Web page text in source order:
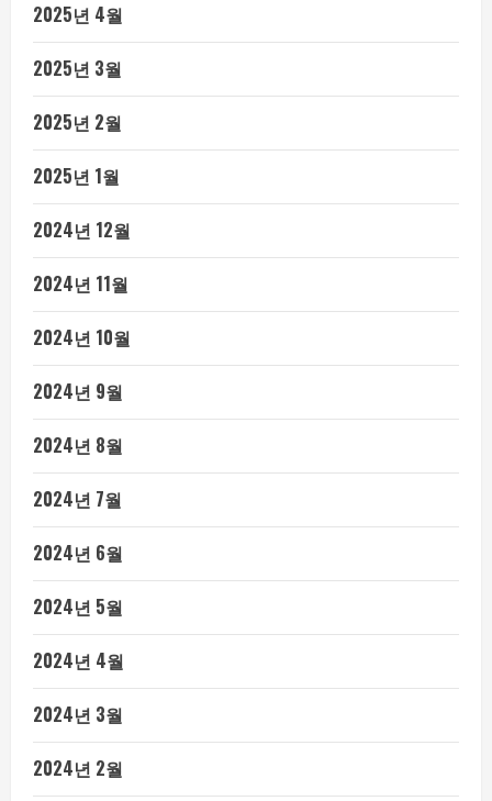
2025년 4월
2025년 3월
2025년 2월
2025년 1월
2024년 12월
2024년 11월
2024년 10월
2024년 9월
2024년 8월
2024년 7월
2024년 6월
2024년 5월
2024년 4월
2024년 3월
2024년 2월